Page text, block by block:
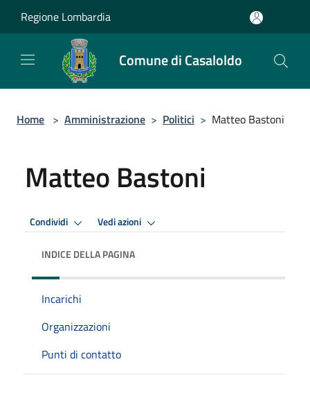
Regione Lombardia
Comune di Casaloldo
Home > Amministrazione > Politici > Matteo Bastoni
Matteo Bastoni
Condividi Vedi azioni
INDICE DELLA PAGINA
Incarichi
Organizzazioni
Punti di contatto